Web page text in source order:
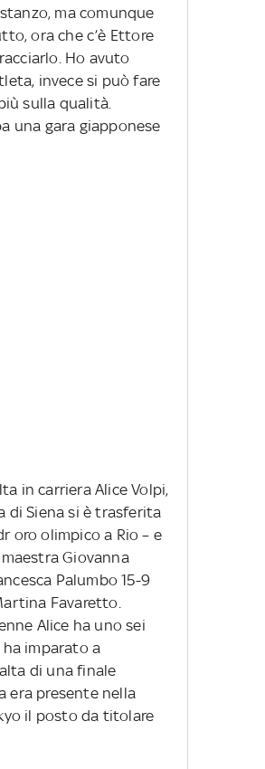
ma comunque
ora che c’è Ettore
Ho avuto
invece si può fare
sulla qualità.
una gara giapponese
in carriera Alice Volpi,
di Siena si è trasferita
oro olimpico a Rio – e
Giovanna
Palumbo 15-9
Favaretto.
Alice ha uno sei
imparato a
di una finale
era presente nella
il posto da titolare